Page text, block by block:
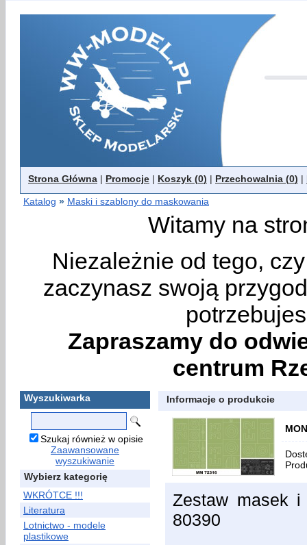
Strona Główna | Promocje | Koszyk (0) | Przechowalnia (0) |
Katalog » Maski i szablony do maskowania
Witamy na
Niezależnie od tego,
zaczynasz swoją
Zapraszamy do
centrum
Wyszukiwarka
Szukaj również w opisie
Zaawansowane
wyszukiwanie
Wybierz kategorię
WKRÓTCE !!!
Literatura
Lotnictwo - modele
plastikowe
Informacje o produkcie
Zestaw masek
80390